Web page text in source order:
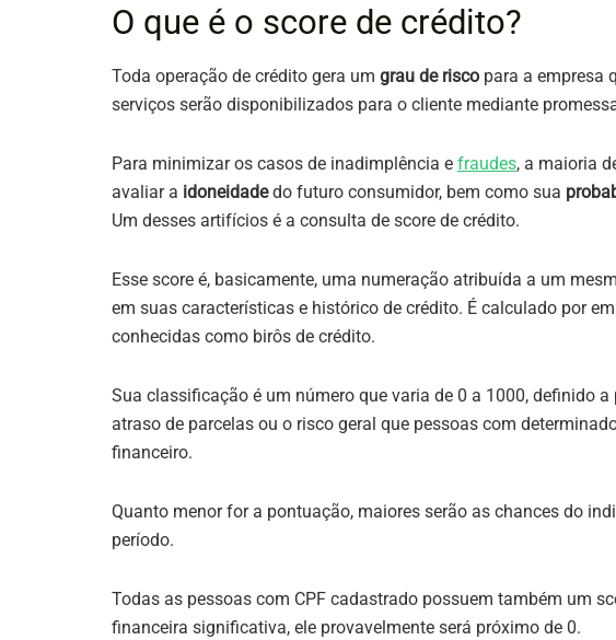
O que é o score de crédito?
Toda operação de crédito gera um grau de risco para a empresa
serviços serão disponibilizados para o cliente mediante
Para minimizar os casos de inadimplência e fraudes, a maioria
avaliar a idoneidadedo futuro consumidor, bem como sua
Um desses artifícios é a consulta de score de crédito.
Esse score é, basicamente, uma numeração atribuída a um
em suas características e histórico de crédito. É calculado por
conhecidas como birôs de crédito.
Sua classificação é um número que varia de 0 a 1000, definido
atraso de parcelas ou o risco geral que pessoas com
financeiro.
Quanto menor for a pontuação, maiores serão as chances do
período.
Todas as pessoas com CPF cadastrado possuem também um
financeira significativa, ele provavelmente será próximo de 0.